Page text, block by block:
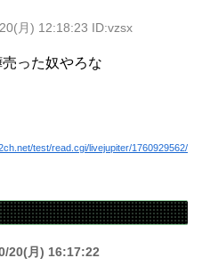
月) 12:18:23 ID:vzsx
った奴やろな
test/read.cgi/livejupiter/1760929562/
20(月) 16:17:22